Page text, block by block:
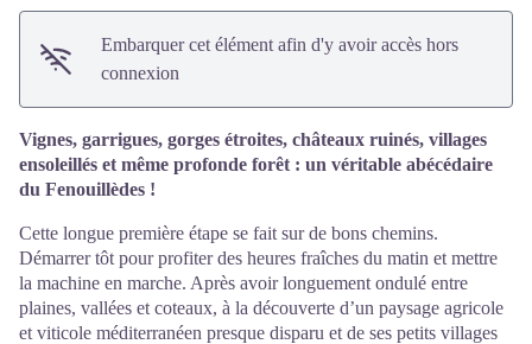
Embarquer cet élément afin d'y avoir accès hors
connexion
Vignes, garrigues, gorges étroites, châteaux ruinés, villages
ensoleillés et même profonde forêt : un véritable abécédaire
du Fenouillèdes !
Cette longue première étape se fait sur de bons chemins.
Démarrer tôt pour profiter des heures fraîches du matin et mettre
la machine en marche. Après avoir longuement ondulé entre
plaines, vallées et coteaux, à la découverte d’un paysage agricole
et viticole méditerranéen presque disparu et de ses petits villages